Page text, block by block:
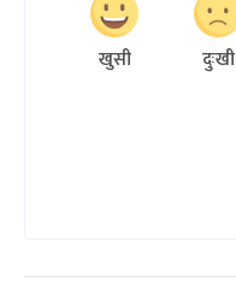
खुसी दुःखी